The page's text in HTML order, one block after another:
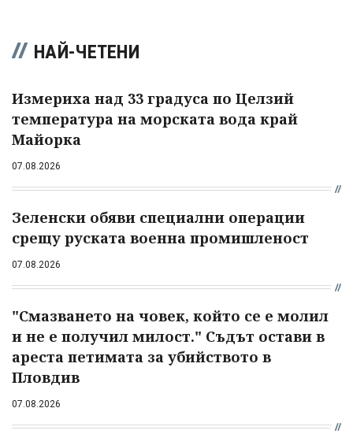
НАЙ-ЧЕТЕНИ
Измериха над 33 градуса по Целзий
температура на морската вода край
Майорка
07.08.2026
Зеленски обяви специални операции
срещу руската военна промишленост
07.08.2026
"Смазването на човек, който се е молил
и не е получил милост." Съдът остави в
ареста петимата за убийството в
Пловдив
07.08.2026